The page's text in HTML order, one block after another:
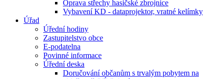
Oprava střechy hasičské zbrojnice
Vybavení KD - dataprojektor, vratné kelímky
Úřad
Úřední hodiny
Zastupitelstvo obce
E-podatelna
Povinné informace
Úřední deska
Doručování občanům s trvalým pobytem na